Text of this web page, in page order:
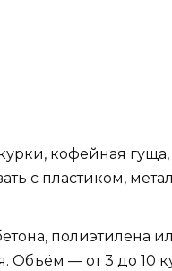
кофейная
с пластиком,
полиэтилена
Объём — от 3 до 10